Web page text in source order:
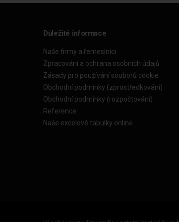
Důležité informace
Naše firmy a řemeslníci
Zpracování a ochrana osobních údajů
Zásady pro používání souborů cookie
Obchodní podmínky (zprostředkování)
Obchodní podmínky (rozpočtování)
Reference
Naše excelové tabulky online